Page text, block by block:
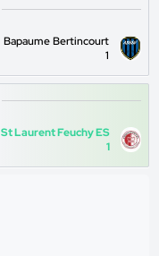
Bapaume Bertincourt
1
St Laurent Feuchy ES
1